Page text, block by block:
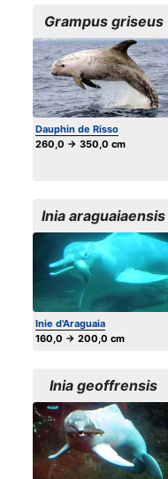
Grampus griseus
Dauphin de Risso
260,0 → 350,0 cm
Inia araguaiaensis
Inie d'Araguaia
160,0 → 200,0 cm
Inia geoffrensis